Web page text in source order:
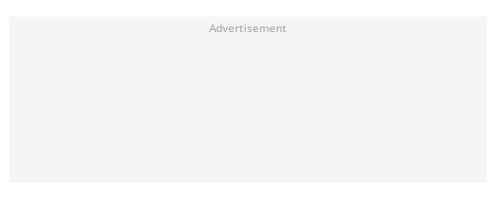
Advertisement